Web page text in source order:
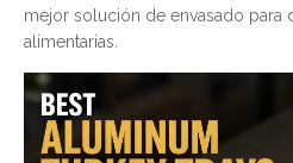
mejor solución de envasado para
alimentarias.